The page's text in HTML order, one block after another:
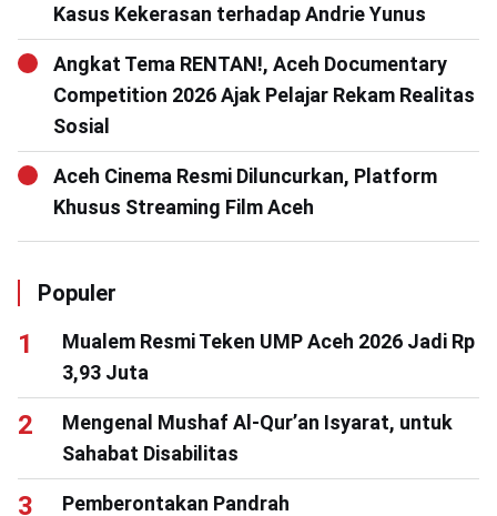
Kasus Kekerasan terhadap Andrie Yunus
Angkat Tema RENTAN!, Aceh Documentary
Competition 2026 Ajak Pelajar Rekam Realitas
Sosial
Aceh Cinema Resmi Diluncurkan, Platform
Khusus Streaming Film Aceh
Populer
Mualem Resmi Teken UMP Aceh 2026 Jadi Rp
3,93 Juta
Mengenal Mushaf Al-Qur’an Isyarat, untuk
Sahabat Disabilitas
Pemberontakan Pandrah